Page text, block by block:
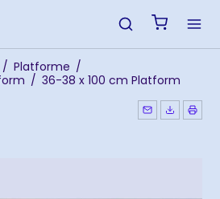
/ Platforme /
/ 36-38 x 100 cm Platform